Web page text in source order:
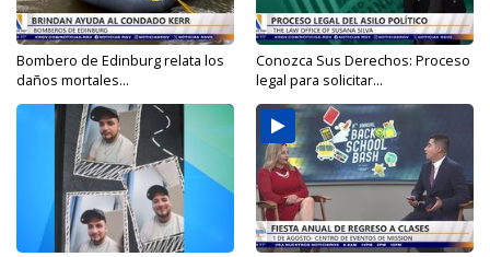
Bombero de Edinburg relata los
daños mortales...
Conozca Sus Derechos: Proceso
legal para solicitar...